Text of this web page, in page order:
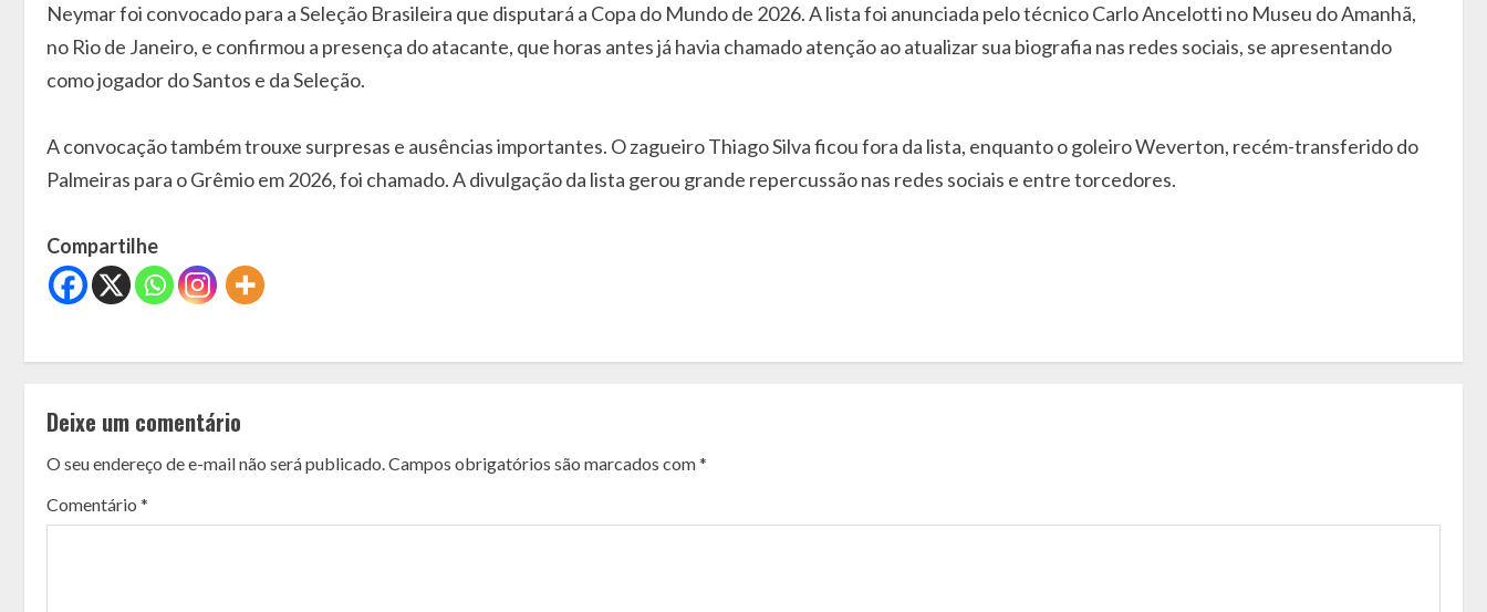
Neymar foi convocado para a Seleção Brasileira que disputará a Copa do Mundo de 2026. A lista foi anunciada pelo técnico Carlo Ancelotti no Museu do Amanhã,
no Rio de Janeiro, e confirmou a presença do atacante, que horas antes já havia chamado atenção ao atualizar sua biografia nas redes sociais, se apresentando
como jogador do Santos e da Seleção.
A convocação também trouxe surpresas e ausências importantes. O zagueiro Thiago Silva ficou fora da lista, enquanto o goleiro Weverton, recém-transferido do
Palmeiras para o Grêmio em 2026, foi chamado. A divulgação da lista gerou grande repercussão nas redes sociais e entre torcedores.
Compartilhe
C
n
t
i
Deixe um comentário
O seu endereço de e-mail não será publicado. Campos obrigatórios são marcados com*
Comentário *